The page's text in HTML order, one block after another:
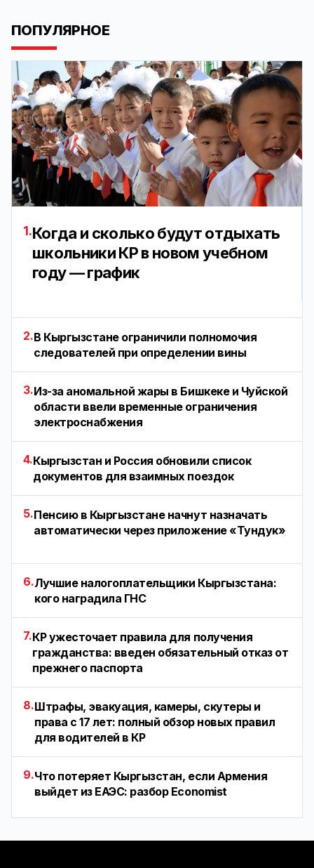
ПОПУЛЯРНОЕ
1.Когда и сколько будут отдыхать
школьники КР в новом учебном
году — график
2.В Кыргызстане ограничили полномочия
следователей при определении вины
3.Из-за аномальной жары в Бишкеке и Чуйской
области ввели временные ограничения
электроснабжения
4.Кыргызстан и Россия обновили список
документов для взаимных поездок
5.Пенсию в Кыргызстане начнут назначать
автоматически через приложение «Тундук»
6.Лучшие налогоплательщики Кыргызстана:
кого наградила ГНС
7.КР ужесточает правила для получения
гражданства: введен обязательный отказ от
прежнего паспорта
8.Штрафы, эвакуация, камеры, скутеры и
права с 17 лет: полный обзор новых правил
для водителей в КР
9.Что потеряет Кыргызстан, если Армения
выйдет из ЕАЭС: разбор Economist